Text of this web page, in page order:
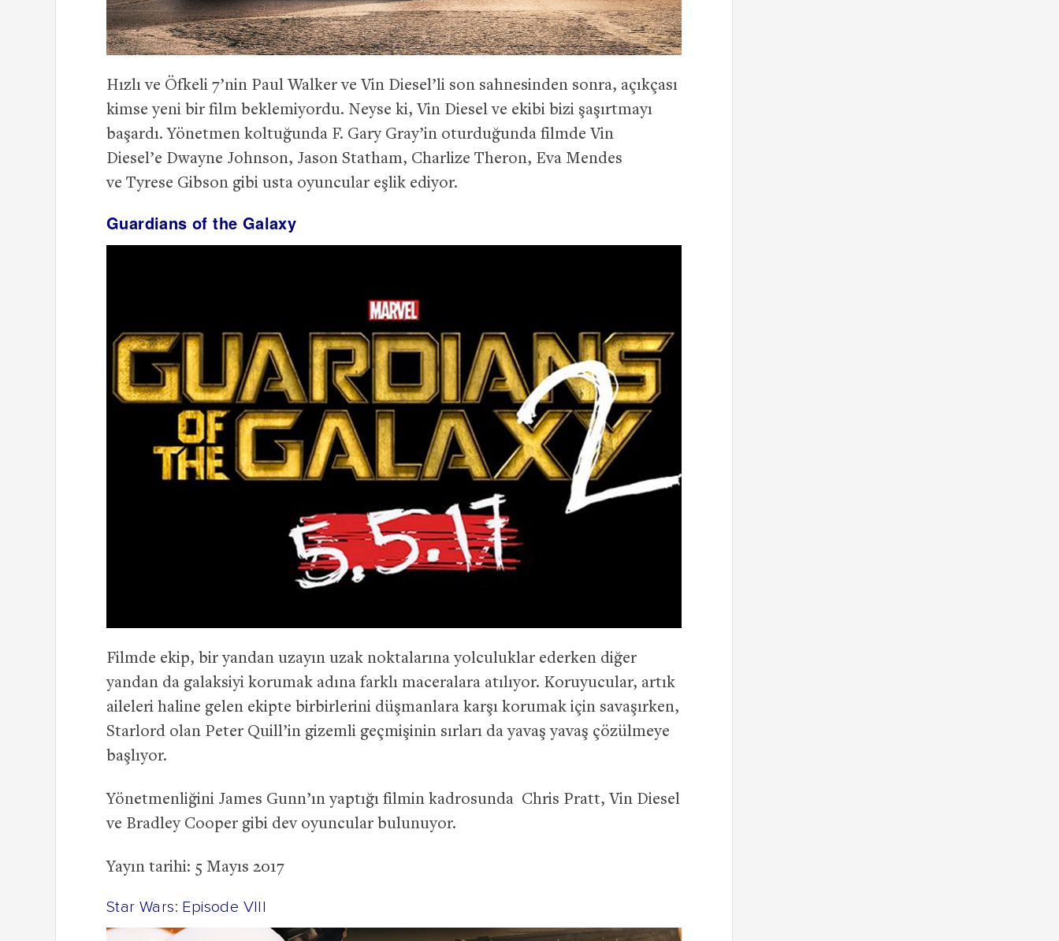
Hızlı ve Öfkeli 7’nin Paul Walker ve Vin Diesel’li son sahnesinden sonra, açıkçası
kimse yeni bir film beklemiyordu. Neyse ki, Vin Diesel ve ekibi bizi şaşırtmayı
başardı. Yönetmen koltuğunda F. Gary Gray’in oturduğunda filmde Vin
Diesel’e Dwayne Johnson, Jason Statham, Charlize Theron, Eva Mendes
ve Tyrese Gibson gibi usta oyuncular eşlik ediyor.
Guardians of the Galaxy
Filmde ekip, bir yandan uzayın uzak noktalarına yolculuklar ederken diğer
yandan da galaksiyi korumak adına farklı maceralara atılıyor. Koruyucular, artık
aileleri haline gelen ekipte birbirlerini düşmanlara karşı korumak için savaşırken,
Starlord olan Peter Quill’in gizemli geçmişinin sırları da yavaş yavaş çözülmeye
başlıyor.
Yönetmenliğini James Gunn’ın yaptığı filmin kadrosunda Chris Pratt, Vin Diesel
ve Bradley Cooper gibi dev oyuncular bulunuyor.
Yayın tarihi: 5 Mayıs 2017
Star Wars: Episode VIII